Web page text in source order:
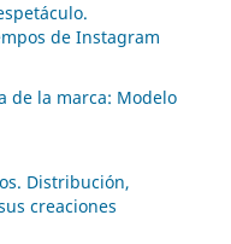
de Instagram
de la marca: Modelo
Distribución,
creaciones